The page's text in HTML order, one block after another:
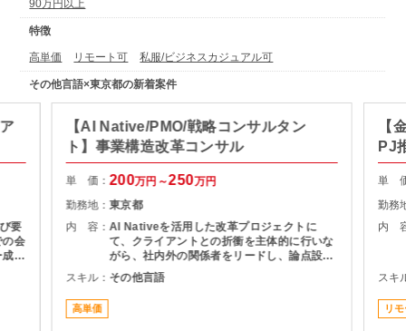
90万円以上
特徴
高単価 リモート可 私服/ビジネスカジュアル可
その他言語×東京都の新着案件
要
の会
果
【AI Native/PMO/戦略コンサルタン
ト】事業構造改革コンサル
単 価：200万円～250万円
勤務地：東京都
内 容：AI Nativeを活用した改革プロジェクトに
て、クライアントとの折衝を主体的に行いな
がら、社内外の関係者をリードし、論点設
計・課題構造化を通じてタスクや意思決定を
推進いただくPMO／戦略コンサルタントポジ
スキル： その他言語
高単価
【
PJ
単
勤務
内
スキ
リ